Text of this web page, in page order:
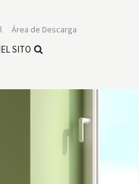
Área de Descarga
SITO